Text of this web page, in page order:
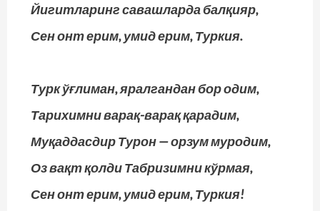
Йигитларинг савашларда балқияр,
Сен онт ерим, умид ерим, Туркия.
Турк ўғлиман, яралгандан бор одим,
Тарихимни варақ-варақ қарадим,
Муқаддасдир Турон — орзум муродим,
Оз вақт қолди Табризимни кўрмая,
Сен онт ерим, умид ерим, Туркия!